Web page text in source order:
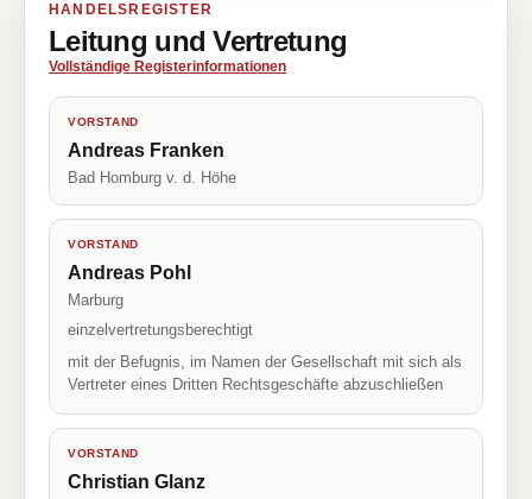
HANDELSREGISTER
Leitung und Vertretung
Vollständige Registerinformationen
VORSTAND
Andreas Franken
Bad Homburg v. d. Höhe
VORSTAND
Andreas Pohl
Marburg
einzelvertretungsberechtigt
mit der Befugnis, im Namen der Gesellschaft mit sich als
Vertreter eines Dritten Rechtsgeschäfte abzuschließen
VORSTAND
Christian Glanz